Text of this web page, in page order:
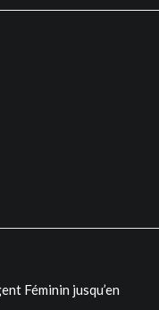
Féminin jusqu’en